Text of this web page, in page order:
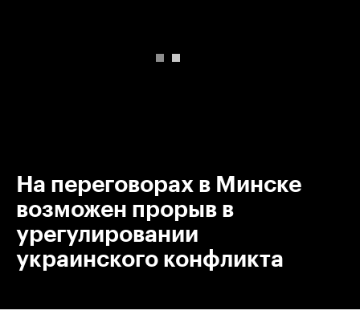
На переговорах в Минске
возможен прорыв в
урегулировании
украинского конфликта